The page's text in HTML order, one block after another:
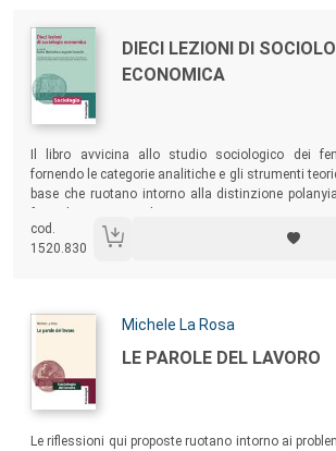
Autori:
Titolo:
DIECI LEZIONI DI
ECONOMICA
Sommario:
Il libro avvicina allo studio sociologico dei
fornendo le categorie analitiche e gli strumenti
base che ruotano intorno alla distinzione
cod.
1520.830
Autori:
Michele La Rosa
Titolo:
LE PAROLE DEL LAVORO
Le riflessioni qui proposte ruotano intorno ai